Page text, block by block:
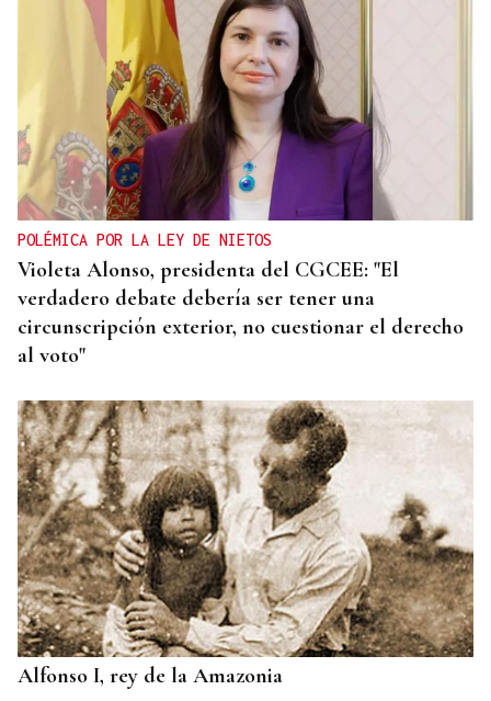
POLÉMICA POR LA LEY DE NIETOS
Violeta Alonso, presidenta del CGCEE: "El
verdadero debate debería ser tener una
circunscripción exterior, no cuestionar el derecho
al voto"
Alfonso I, rey de la Amazonia